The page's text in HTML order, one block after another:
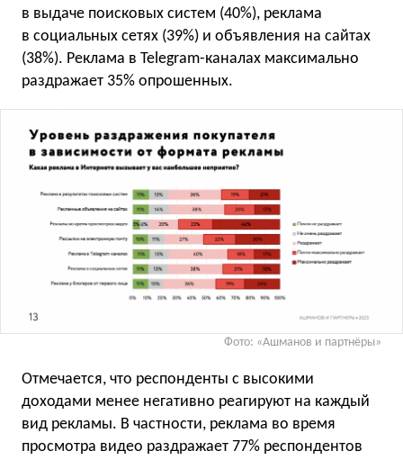
в выдаче поисковых систем (40%), реклама
в социальных сетях (39%) и объявления на сайтах
(38%). Реклама в Telegram-каналах максимально
раздражает 35% опрошенных.
Фото: «Ашманов и партнёры»
Отмечается, что респонденты с высокими
доходами менее негативно реагируют на каждый
вид рекламы. В частности, реклама во время
просмотра видео раздражает 77% респондентов